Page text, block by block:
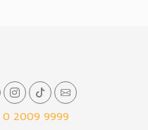
0 2009 9999